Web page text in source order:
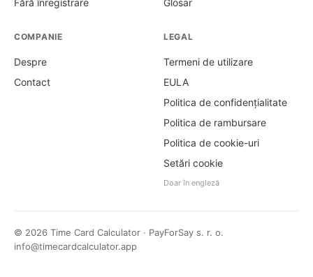
Fără înregistrare
Glosar
COMPANIE
Despre
Contact
LEGAL
Termeni de utilizare
EULA
Politica de confidențialitate
Politica de rambursare
Politica de cookie-uri
Setări cookie
Doar în engleză
© 2026 Time Card Calculator · PayForSay s. r. o.
info@timecardcalculator.app